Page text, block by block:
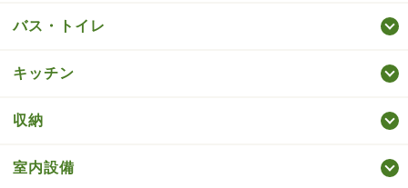
バス・トイレ
キッチン
収納
室内設備